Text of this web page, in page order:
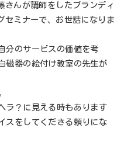
さんが講師をしたブランディ
セミナーで、お世話になりま
分のサービスの価値を考
磁器の絵付け教室の先生が
ラ？に見える時もあります
スをしてくださる頼りにな